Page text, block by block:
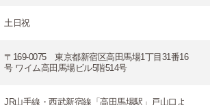
土日祝
〒169-0075 東京都新宿区高田馬場1丁目31番16
号 ワイム高田馬場ビル5階514号
JR山手線・西武新宿線「高田馬場駅」戸山口よ